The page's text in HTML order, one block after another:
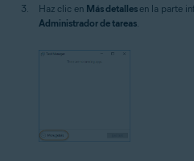
Haz clic en Más detalles en la parte
Administrador de tareas.